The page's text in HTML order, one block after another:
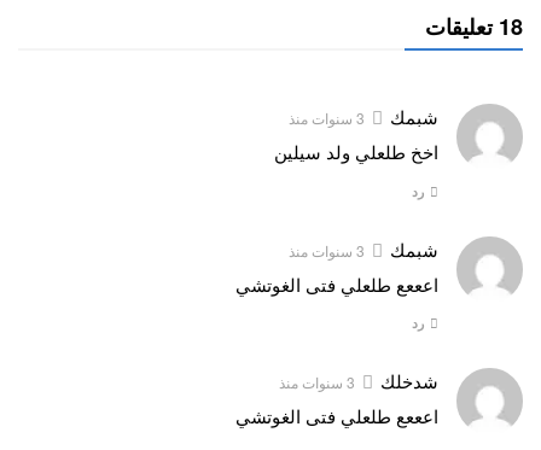
18 تعليقات
شبمك 3 سنوات منذ
اخخ طلعلي ولد سيلين
رد
شبمك 3 سنوات منذ
اعععع طلعلي فتى الغوتشي
رد
شدخلك 3 سنوات منذ
اعععع طلعلي فتى الغوتشي